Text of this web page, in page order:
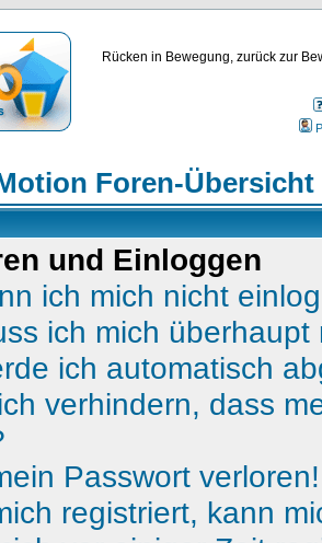
Rücken in Bewegung, zurück zur
Foren-Übersicht
und Einloggen
ich mich nicht
ich mich überhaupt
ich automatisch
verhindern, dass
Passwort verloren!
registriert, kann